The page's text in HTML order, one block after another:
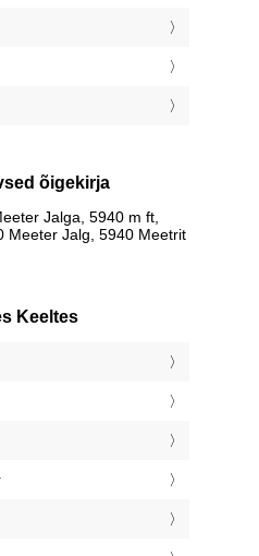
õigekirja
Jalga, 5940 m ft,
Meeter Jalg, 5940 Meetrit
Keeltes